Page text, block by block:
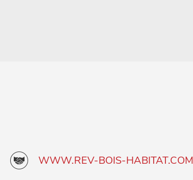
WWW.REV-BOIS-HABITAT.COM